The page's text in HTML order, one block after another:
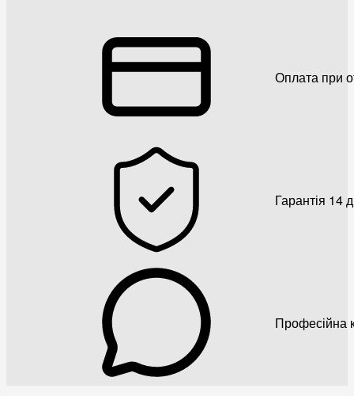
Оплата при
Гарантія 14
Професійна